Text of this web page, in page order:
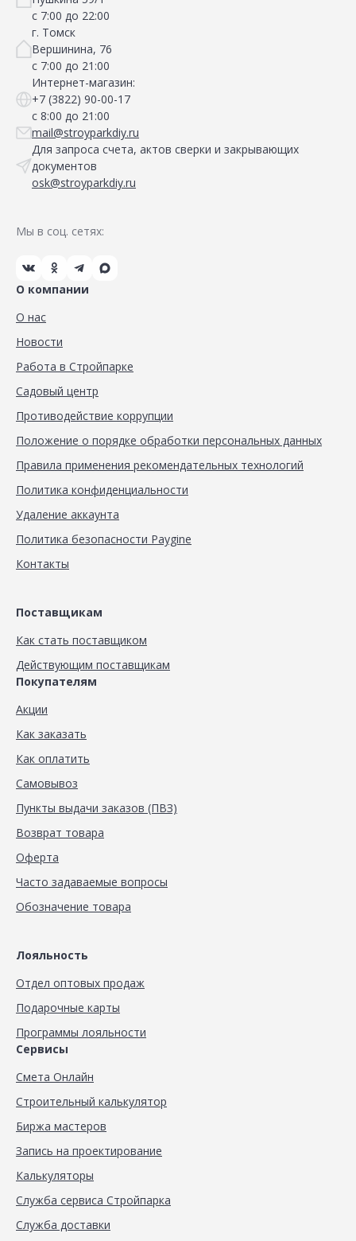
с 7:00 до 22:00
г. Томск
Вершинина, 76
с 7:00 до 21:00
Интернет-магазин:
+7 (3822) 90-00-17
с 8:00 до 21:00
mail@stroyparkdiy.ru
Для запроса счета, актов сверки и закрывающих
документов
osk@stroyparkdiy.ru
Мы в соц. сетях:
О компании
О нас
Новости
Работа в Стройпарке
Садовый центр
Противодействие коррупции
Положение о порядке обработки персональных данных
Правила применения рекомендательных технологий
Политика конфиденциальности
Удаление аккаунта
Политика безопасности Paygine
Контакты
Поставщикам
Как стать поставщиком
Действующим поставщикам
Покупателям
Акции
Как заказать
Как оплатить
Самовывоз
Пункты выдачи заказов (ПВЗ)
Возврат товара
Оферта
Часто задаваемые вопросы
Обозначение товара
Лояльность
Отдел оптовых продаж
Подарочные карты
Программы лояльности
Сервисы
Смета Онлайн
Строительный калькулятор
Биржа мастеров
Запись на проектирование
Калькуляторы
Служба сервиса Стройпарка
Служба доставки